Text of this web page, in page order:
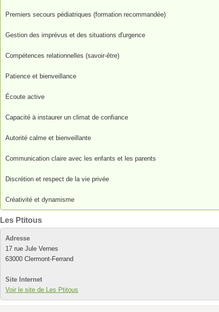
Premiers secours pédiatriques (formation recommandée)
Gestion des imprévus et des situations d'urgence
Compétences relationnelles (savoir-être)
Patience et bienveillance
Écoute active
Capacité à instaurer un climat de confiance
Autorité calme et bienveillante
Communication claire avec les enfants et les parents
Discrétion et respect de la vie privée
Créativité et dynamisme
Les Ptitous
Adresse
17 rue Jule Vernes
63000 Clermont-Ferrand
Site Internet
Voir le site de Les Ptitous